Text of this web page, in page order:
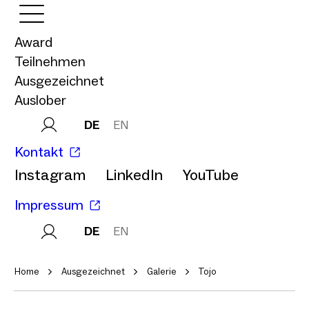
Award
Teilnehmen
Ausgezeichnet
Auslober
DE EN
Kontakt
Instagram LinkedIn YouTube
Impressum
DE EN
Home Ausgezeichnet Galerie Tojo